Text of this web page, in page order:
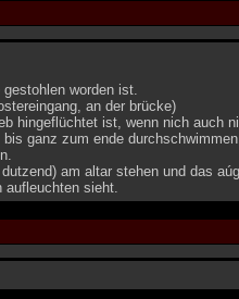
worden ist.
an der brücke)
hingeflüchtet ist, wenn nich auch
ganz zum ende
am altar stehen und das
aufleuchten sieht.